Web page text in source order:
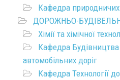
Кафедра природничих
ДОРОЖНЬО-
Хімії та хімічної
Кафедра Будівництва
автомобільних доріг
Кафедра Технології